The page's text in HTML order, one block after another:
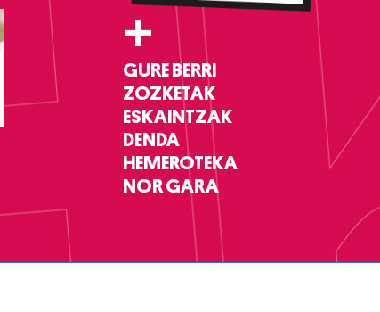
+
GURE BERRI
ZOZKETAK
ESKAINTZAK
DENDA
HEMEROTEKA
NOR GARA